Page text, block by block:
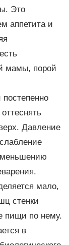
Это
аппетита и
мамы, порой
Давление
мало,
стенки
пищи по нему.
в